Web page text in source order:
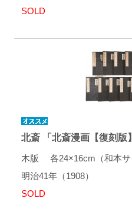
SOLD
北斎 「北斎漫画【復刻版
木版 各24×16cm（和本
明治41年（1908）
SOLD